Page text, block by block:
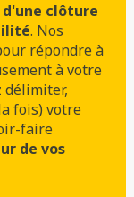
clôture
. Nos
répondre à
à votre
délimiter,
fois) votre
faire
de vos